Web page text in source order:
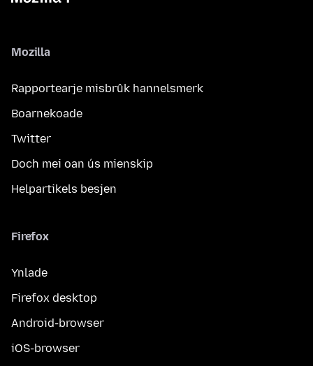
Mozilla
Rapportearje misbrûk hannelsmerk
Boarnekoade
Twitter
Doch mei oan ús mienskip
Helpartikels besjen
Firefox
Ynlade
Firefox desktop
Android-browser
iOS-browser